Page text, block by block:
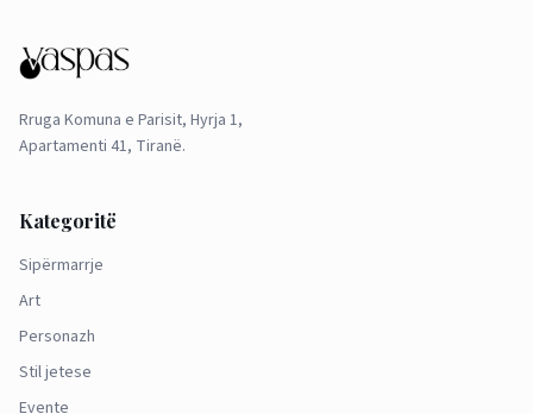
Rruga Komuna e Parisit, Hyrja 1,
Apartamenti 41, Tiranë.
Kategoritë
Sipërmarrje
Art
Personazh
Stil jetese
Evente